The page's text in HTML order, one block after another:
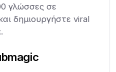
γλώσσες σε
δημιουργήστε viral